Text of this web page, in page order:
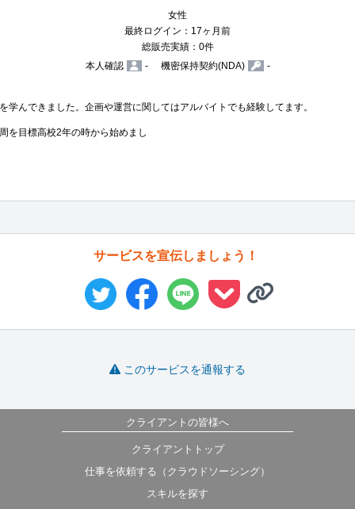
女性
最終ログイン：17ヶ月前
総販売実績：0件
本人確認
- 機密保持契約(NDA) -
学んできました。企画や運営に関してはアルバイトでも経験してます。
を目標高校2年の時から始めまし
サービスを宣伝しましょう！
このサービスを通報する
クライアントの皆様へ
クライアントトップ
仕事を依頼する（クラウドソーシング）
スキルを探す